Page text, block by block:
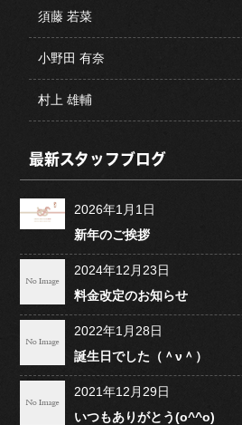
須藤 若菜
小野田 有奈
村上 雄輔
最新スタッフブログ
2026年1月1日
新年のご挨拶
2024年12月23日
料金改定のお知らせ
2022年1月28日
誕生日でした（＾ν＾）
2021年12月29日
いつもありがとう(o^^o)